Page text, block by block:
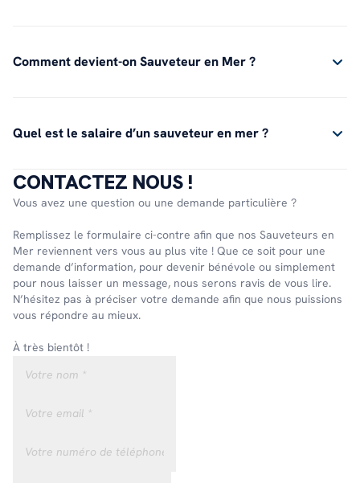
Comment devient-on Sauveteur en Mer ?
Quel est le salaire d’un sauveteur en mer ?
CONTACTEZ NOUS !
Vous avez une question ou une demande particulière ?
Remplissez le formulaire ci-contre afin que nos Sauveteurs en
Mer reviennent vers vous au plus vite ! Que ce soit pour une
demande d’information, pour devenir bénévole ou simplement
pour nous laisser un message, nous serons ravis de vous lire.
N’hésitez pas à préciser votre demande afin que nous puissions
vous répondre au mieux.
À très bientôt !